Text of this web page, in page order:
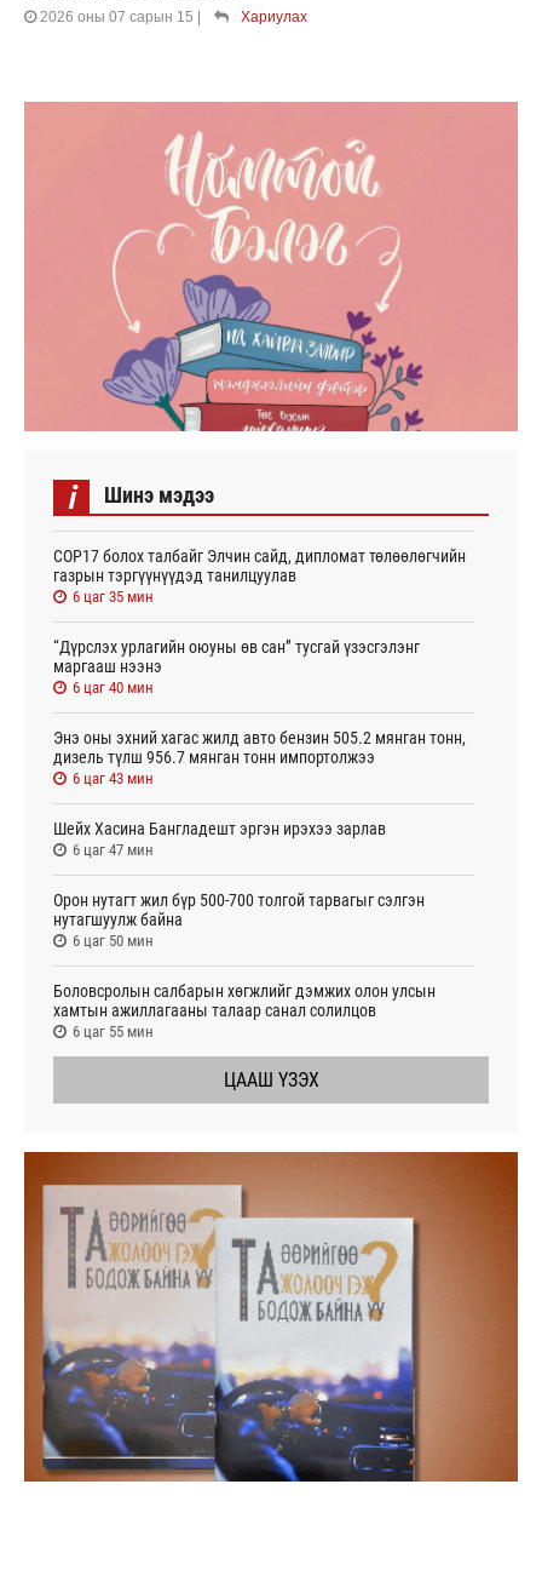
2026 оны 07 сарын 15 Хариулах
i Шинэ мэдээ
СОР17 болох талбайг Элчин сайд, дипломат төлөөлөгчийн
газрын тэргүүнүүдэд танилцуулав
6 цаг 35 мин
“Дүрслэх урлагийн оюуны өв сан” тусгай үзэсгэлэнг
маргааш нээнэ
6 цаг 40 мин
Энэ оны эхний хагас жилд авто бензин 505.2 мянган тонн,
дизель түлш 956.7 мянган тонн импортолжээ
6 цаг 43 мин
Шейх Хасина Бангладешт эргэн ирэхээ зарлав
6 цаг 47 мин
Орон нутагт жил бүр 500-700 толгой тарвагыг сэлгэн
нутагшуулж байна
6 цаг 50 мин
Боловсролын салбарын хөгжлийг дэмжих олон улсын
хамтын ажиллагааны талаар санал солилцов
6 цаг 55 мин
ЦААШ ҮЗЭХ